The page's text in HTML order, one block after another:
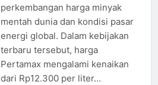
perkembangan harga minyak
mentah dunia dan kondisi pasar
energi global. Dalam kebijakan
terbaru tersebut, harga
Pertamax mengalami kenaikan
dari Rp12.300 per liter…